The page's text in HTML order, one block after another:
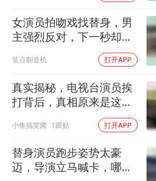
女演员拍吻戏找替身，男
主强烈反对，下一秒却打
笑点制造机 打开APP
真实揭秘，电视台演员挨
打背后，真相原来是这样
小鱼搞笑菌 1跟贴 打开APP
替身演员跑步姿势太豪
迈，导演立马喊卡，哪个